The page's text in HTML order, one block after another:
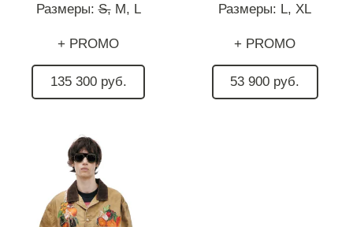
Размеры:S, M, L
+ PROMO
135 300 руб.
Размеры: L, XL
+ PROMO
53 900 руб.